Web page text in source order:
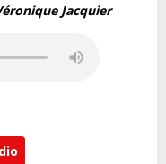
Jacquier